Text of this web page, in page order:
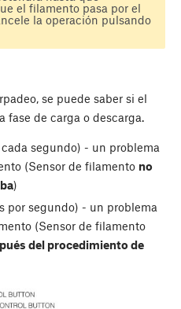
el filamento pasa por el
la operación pulsando
se puede saber si el
fase de carga o descarga.
cada segundo) - un problema
(Sensor de filamento no
)
por segundo) - un problema
(Sensor de filamento
del procedimiento de